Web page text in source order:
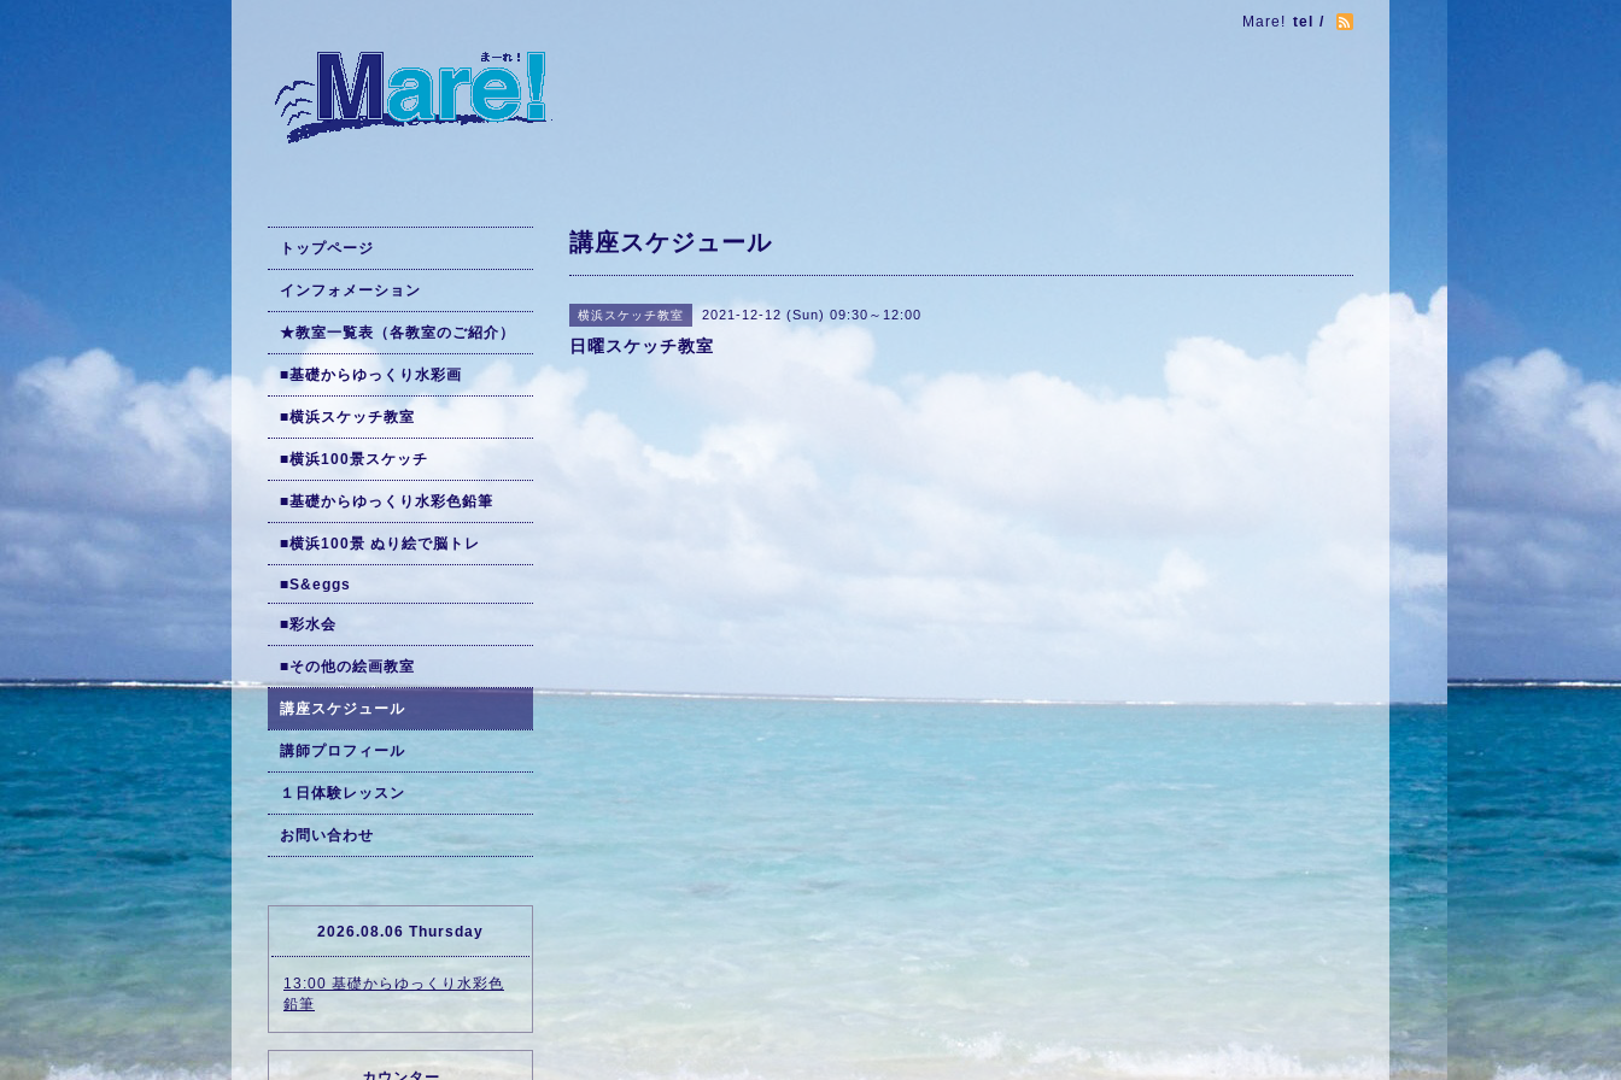
Mare! tel /
講座スケジュール
横浜スケッチ教室 2021-12-12 (Sun) 09:30～12:00
日曜スケッチ教室
トップページ
インフォメーション
★教室一覧表（各教室のご紹介）
■基礎からゆっくり水彩画
■横浜スケッチ教室
■横浜100景スケッチ
■基礎からゆっくり水彩色鉛筆
■横浜100景 ぬり絵で脳トレ
■S&eggs
■彩水会
■その他の絵画教室
講座スケジュール
講師プロフィール
１日体験レッスン
お問い合わせ
2026.08.06 Thursday
13:00 基礎からゆっくり水彩色
鉛筆